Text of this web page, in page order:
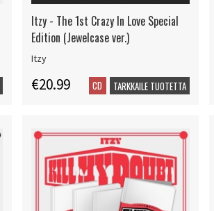
Itzy - The 1st Crazy In Love Special
Edition (Jewelcase ver.)
Itzy
€20.99 CD TARKKAILE TUOTETTA